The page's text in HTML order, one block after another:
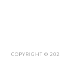
COPYRIGHT ©